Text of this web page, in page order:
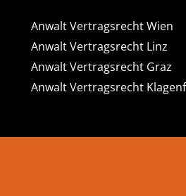
Anwalt Vertragsrecht Wien
Anwalt Vertragsrecht Linz
Anwalt Vertragsrecht Graz
Anwalt Vertragsrecht